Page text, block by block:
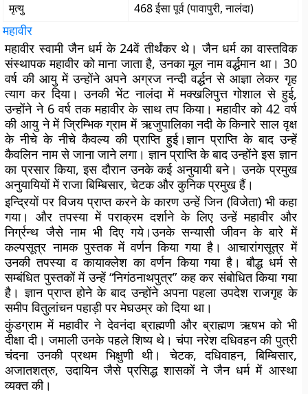
मृत्यु
468 ईसा पूर्व (पावापुरी, नालंदा)
महावीर
महावीर स्वामी जैन धर्म के 24वें तीर्थंकर थे। जैन धर्म का वास्तविक
संस्थापक महावीर को माना जाता है, उनका मूल नाम वर्द्धमान था। 30
वर्ष की आयु में उन्होंने अपने अग्रज नन्दी वर्द्धन से आज्ञा लेकर गृह
त्याग कर दिया। उनकी भेंट नालंदा में मक्खलिपुत्त गोशाल से हुई,
उन्होंने ने 6 वर्ष तक महावीर के साथ तप किया। महावीर को 42 वर्ष
की आयु ने में ज्रिम्भिक ग्राम में ऋजुपालिका नदी के किनारे साल वृक्ष
के नीचे के नीचे कैवल्य की प्राप्ति हुई।ज्ञान प्राप्ति के बाद उन्हें
कैवलिन नाम से जाना जाने लगा। ज्ञान प्राप्ति के बाद उन्होंने इस ज्ञान
का प्रसार किया, इस दौरान उनके कई अनुयायी बने। उनके प्रमुख
अनुयायियों में राजा बिम्बिसार, चेटक और कुनिक प्रमुख हैं।
इन्द्रियों पर विजय प्राप्त करने के कारण उन्हें जिन (विजेता) भी कहा
गया। और तपस्या में पराक्रम दर्शाने के लिए उन्हें महावीर और
निर्ग्रन्थ जैसे नाम भी दिए गये।उनके सन्यासी जीवन के बारे में
कल्पसूत्र नामक पुस्तक में वर्णन किया गया है। आचारांगसूत्र में
उनकी तपस्या व कायाक्लेश का वर्णन किया गया है। बौद्ध धर्म से
सम्बंधित पुस्तकों में उन्हें “निगंठनाथपुत्र” कह कर संबोधित किया गया
है। ज्ञान प्राप्त होने के बाद उन्होंने अपना पहला उपदेश राजगृह के
समीप वितुलांचन पहाड़ी पर मेघउम्र को दिया था।
कुंडग्राम में महावीर ने देवनंदा ब्राह्मणी और ब्राह्मण ऋषभ को भी
दीक्षा दी। जमाली उनके पहले शिष्य थे। चंपा नरेश दधिवहन की पुत्री
चंदना उनकी प्रथम भिक्षुणी थी। चेटक, दधिवाहन, बिम्बिसार,
अजातशत्रु, उदायिन जैसे प्रसिद्ध शासकों ने जैन धर्म में आस्था
व्यक्त की।